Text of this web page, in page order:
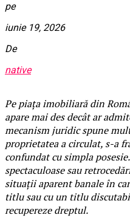
pe
iunie 19, 2026
De
native
Pe piața imobiliară din
apare mai des decât ar
mecanism juridic spune
proprietatea a circulat, s-a
confundat cu simpla
spectaculoase sau
situații aparent banale în
titlu sau cu un titlu
recupereze dreptul.